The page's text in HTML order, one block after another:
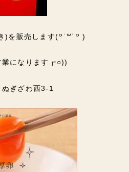
販売します(꒪˙꒳˙꒪ )
業になります┏○))
ぎざわ西3-1